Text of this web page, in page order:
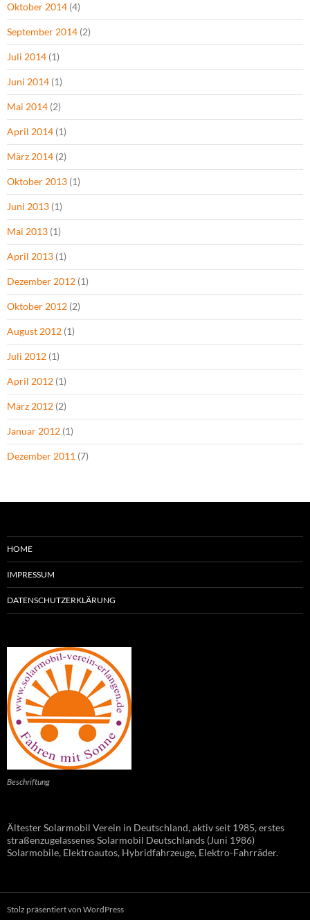
Oktober 2014 (4)
September 2014 (2)
Juli 2014 (1)
Juni 2014 (1)
Mai 2014 (2)
April 2014 (1)
März 2014 (2)
Oktober 2013 (1)
Juni 2013 (1)
Mai 2013 (1)
April 2013 (1)
Dezember 2012 (1)
Oktober 2012 (2)
August 2012 (1)
Juli 2012 (1)
April 2012 (1)
März 2012 (2)
Januar 2012 (1)
Dezember 2011 (7)
HOME
IMPRESSUM
DATENSCHUTZERKLÄRUNG
Beschriftung
Ältester Solarmobil Verein in Deutschland, aktiv seit 1985, erstes
straßenzugelassenes Solarmobil Deutschlands (Juni 1986)
Solarmobile, Elektroautos, Hybridfahrzeuge, Elektro-Fahrräder.
Stolz präsentiert von WordPress